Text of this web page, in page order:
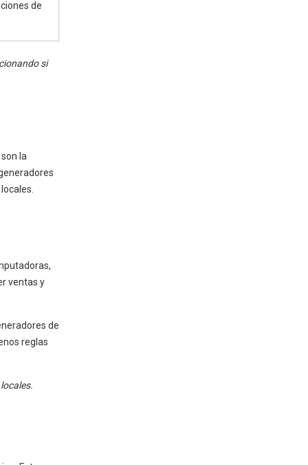
de
si
la
ventas y
de
reglas